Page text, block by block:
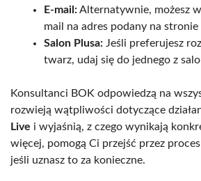
E-mail:Alternatywnie, możesz
mail na adres podany na stronie
Salon Plusa: Jeśli preferujesz
twarz, udaj się do jednego z
Konsultanci BOK odpowiedzą na
rozwieją wątpliwości dotyczące
Live i wyjaśnią, z czego wynikają
więcej, pomogą Ci przejść przez
jeśli uznasz to za konieczne.